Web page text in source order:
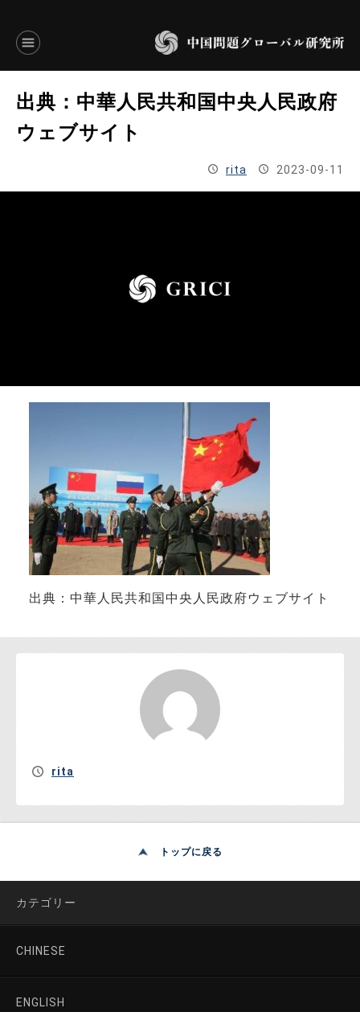
言語別アーカイブ
ENGLISH
お問い合わせ
出典：中華人民共和国中央人民政府
ウェブサイト
rita 2023-09-11
出典：中華人民共和国中央人民政府ウェブサイト
rita
トップに戻る
カテゴリー
CHINESE
ENGLISH